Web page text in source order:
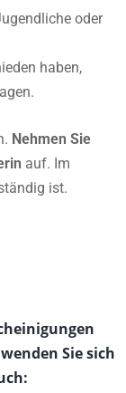
oder
haben,
Nehmen Sie
auf. Im
ist.
Sie sich